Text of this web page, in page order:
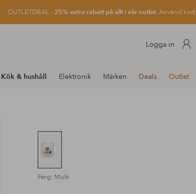
OUTLETDEAL - 25% extra rabatt på allt i vår outlet.Använd kod:
Logga in
Kök & hushåll Elektronik Märken Deals Outlet
Färg: Multi